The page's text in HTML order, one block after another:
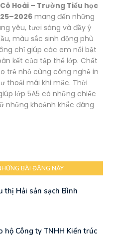
Hoài – Trường Tiểu học
mang đến những
yêu, tươi sáng và đầy ý
màu sắc sinh động phù
chỉ giúp các em nổi bật
kết của tập thể lớp. Chất
trẻ nhỏ cùng công nghệ in
thoải mái khi mặc. Thời
lớp 5A5 có những chiếc
những khoảnh khắc đáng
BÀI ĐĂNG NÀY
thị Hải sản sạch Bình
hộ Công ty TNHH Kiến trúc